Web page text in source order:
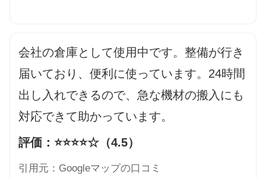
会社の倉庫として使用中です。整備が行き
届いており、便利に使っています。24時間
出し入れできるので、急な機材の搬入にも
対応できて助かっています。
評価：⭐️⭐️⭐️⭐️☆（4.5）
引用元：Googleマップの口コミ